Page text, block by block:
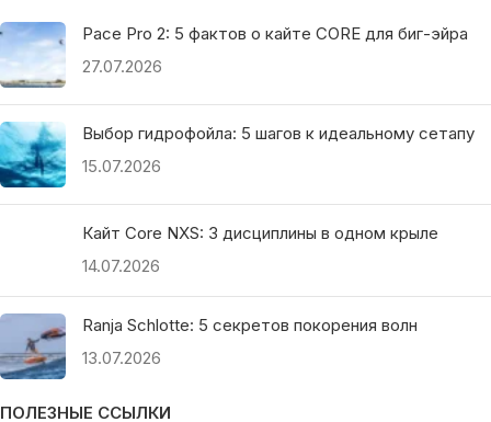
Pace Pro 2: 5 фактов о кайте CORE для биг-эйра
27.07.2026
Выбор гидрофойла: 5 шагов к идеальному сетапу
15.07.2026
Кайт Core NXS: 3 дисциплины в одном крыле
14.07.2026
Ranja Schlotte: 5 секретов покорения волн
13.07.2026
ПОЛЕЗНЫЕ ССЫЛКИ